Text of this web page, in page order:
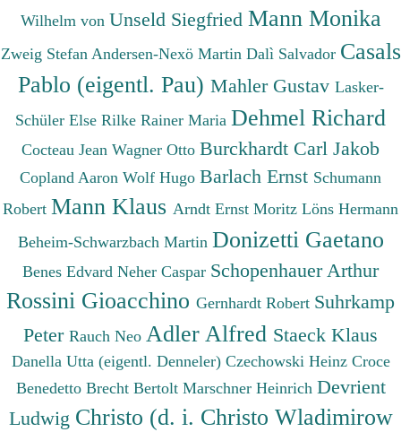
Wilhelm von Unseld Siegfried Mann Monika
Zweig Stefan Andersen-Nexö Martin Dalì Salvador Casals
Pablo (eigentl. Pau) Mahler Gustav Lasker-
Schüler Else Rilke Rainer Maria Dehmel Richard
Cocteau Jean Wagner Otto Burckhardt Carl Jakob
Copland Aaron Wolf Hugo Barlach Ernst Schumann
Robert Mann Klaus Arndt Ernst Moritz Löns Hermann
Beheim-Schwarzbach Martin Donizetti Gaetano
Benes Edvard Neher Caspar Schopenhauer Arthur
Rossini Gioacchino Gernhardt Robert Suhrkamp
Peter Rauch Neo Adler Alfred Staeck Klaus
Danella Utta (eigentl. Denneler) Czechowski Heinz Croce
Benedetto Brecht Bertolt Marschner Heinrich Devrient
Ludwig Christo (d. i. Christo Wladimirow